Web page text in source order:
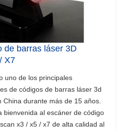
de barras láser 3D
X7
uno de los principales
de códigos de barras láser 3d
durante más de 15 años.
bienvenida al escáner de código
x3 / x5 / x7 de alta calidad al